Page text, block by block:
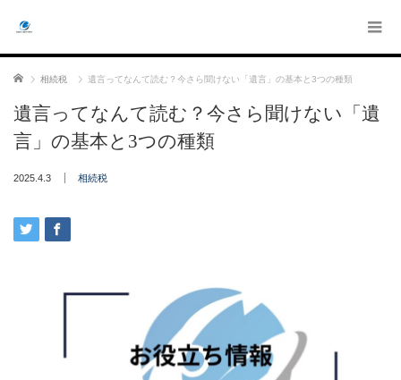
ホーム 相続税 遺言ってなんて読む？今さら聞けない「遺言」の基本と3つの種類
遺言ってなんて読む？今さら聞けない「遺
言」の基本と3つの種類
2025.4.3 相続税